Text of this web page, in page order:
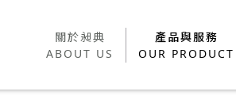
關於昶典
ABOUT US
產品與服務
OUR PRODUCT
關於昶典
ABOUT US
產品與服務
OUR PRODUCT